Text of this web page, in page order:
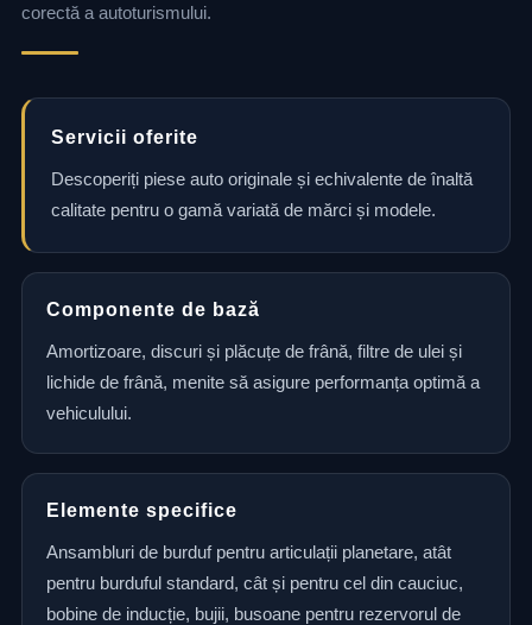
corectă a autoturismului.
Servicii oferite
Descoperiți piese auto originale și echivalente de înaltă
calitate pentru o gamă variată de mărci și modele.
Componente de bază
Amortizoare, discuri și plăcuțe de frână, filtre de ulei și
lichide de frână, menite să asigure performanța optimă a
vehiculului.
Elemente specifice
Ansambluri de burduf pentru articulații planetare, atât
pentru burduful standard, cât și pentru cel din cauciuc,
bobine de inducție, bujii, busoane pentru rezervorul de